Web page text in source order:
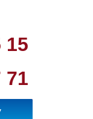
15
71